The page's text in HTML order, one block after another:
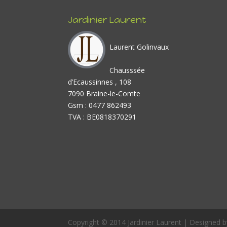
Jardinier Laurent
Laurent Golinvaux
Chausssée
d’Ecaussinnes , 108
7090 Braine-le-Comte
Gsm : 0477 862493
TVA : BE0818370291
Copyright © 2014 Jardinier Laurent | Designed